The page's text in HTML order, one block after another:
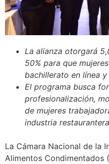
La alianza otorgará
50% para que
bachillerato en línea
El programa busca
profesionalización,
de mujeres
industria
La Cámara Nacional de la
Alimentos Condimentados